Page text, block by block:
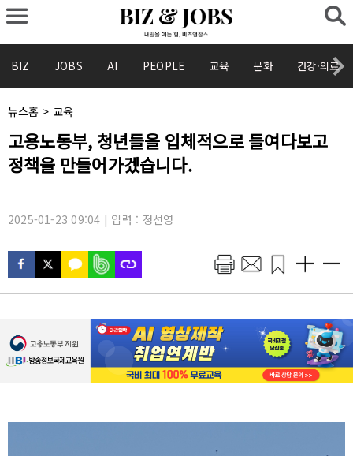
BIZ JOBS AI PEOPLE 교육 문화 건강·의료
채
명
:
뉴스홈 > 교육
기
사
제
목
고용노동부, 청년들을 입체적으로 들여다보고
정책을 만들어가겠습니다.
2025-01-23 09:04 | 입력 : 정선영